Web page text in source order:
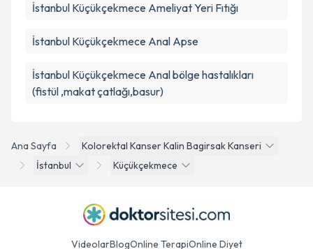
Ana Sayfa
Kolorektal Kanser Kalin Bagirsak Kanseri
İstanbul
Küçükçekmece
İstanbul Küçükçekmece Ameliyat Yeri Fıtığı
İstanbul Küçükçekmece Anal Apse
İstanbul Küçükçekmece Anal bölge hastalıkları
(fistül ,makat çatlağı,basur)
VideolarBlogOnline TerapiOnline Diyet